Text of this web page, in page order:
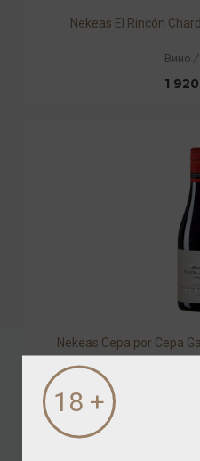
Nekeas El Rincón
Вино /
1
Nekeas Cepa por Cepa